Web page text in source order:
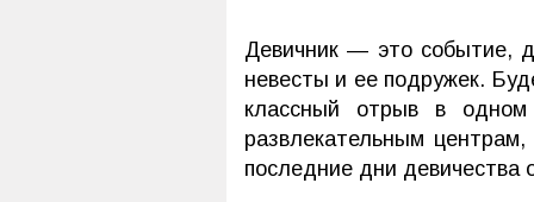
Девичник — это событие,
невесты и ее подружек.
классный отрыв в одном
развлекательным
последние дни девичества